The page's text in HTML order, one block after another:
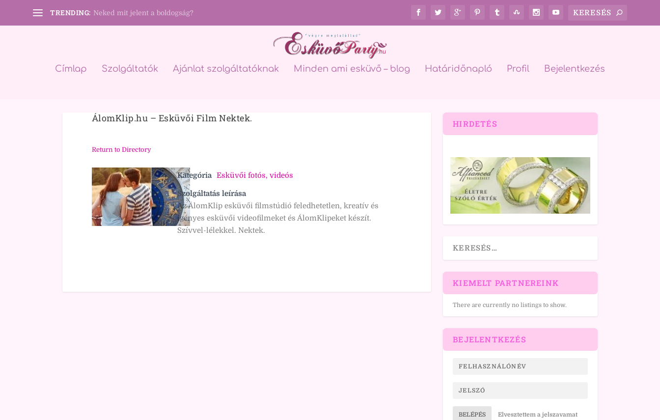
TRENDING: Neked mit jelent a boldogság?
Címlap Szolgáltatók Ajánlat szolgáltatóknak Minden ami esküvő – blog Határidőnapló Profil Bejelentkezés
ÁlomKlip.hu – Esküvői Film Nektek.
Return to Directory
Kategória Esküvői fotós, videós
Szolgáltatás leírása
Az ÁlomKlip esküvői filmstúdió feledhetetlen, kreatív és
igényes esküvői videofilmeket és ÁlomKlipeket készít.
Szívvel-lélekkel. Nektek.
HIRDETÉS
KIEMELT PARTNEREINK
There are currently no listings to show.
BEJELENTKEZÉS
BELÉPÉS Elvesztettem a jelszavamat